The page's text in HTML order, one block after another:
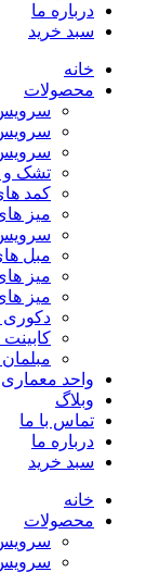
درباره ما
سبد خرید
خانه
محصولات
تشک و
کمد
میز
مبل
میز
میز
دکوری
واحد
وبلاگ
تماس با ما
درباره ما
سبد خرید
خانه
محصولات